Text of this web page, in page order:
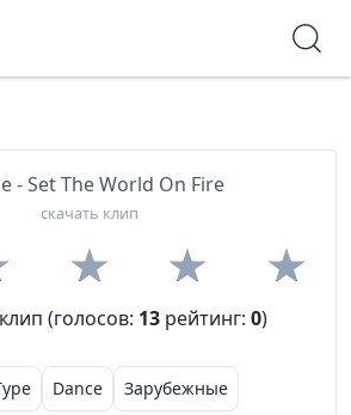
- Set The World On Fire
скачать клип
(голосов: 13 рейтинг: 0)
Dance Зарубежные